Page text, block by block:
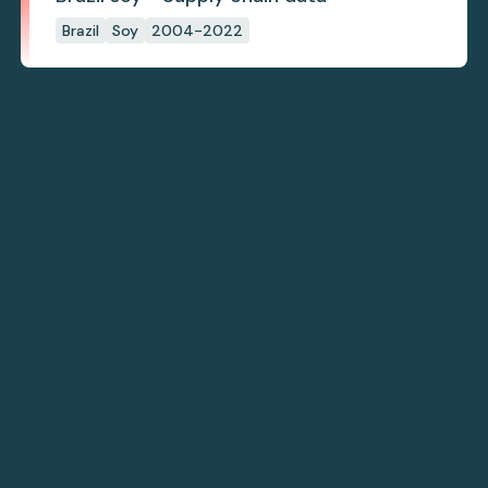
Brazil Soy 2004-2022